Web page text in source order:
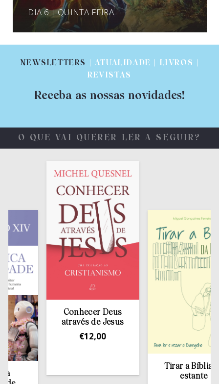
DIA 6 | QUINTA-FEIRA
NEWSLETTERS
| ATUALIDADE | LIVROS |
REVISTAS
Receba as nossas novidades!
O QUE VAI QUERER LER A SEGUIR?
Conhecer Deus
através de Jesus
12,00
Tirar a Bíblia da
estante